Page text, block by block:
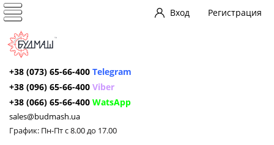
Вход Регистрация
+38 (073) 65-66-400 Telegram
+38 (096) 65-66-400 Viber
+38 (066) 65-66-400 WatsApp
sales@budmash.ua
График: Пн-Пт с 8.00 до 17.00